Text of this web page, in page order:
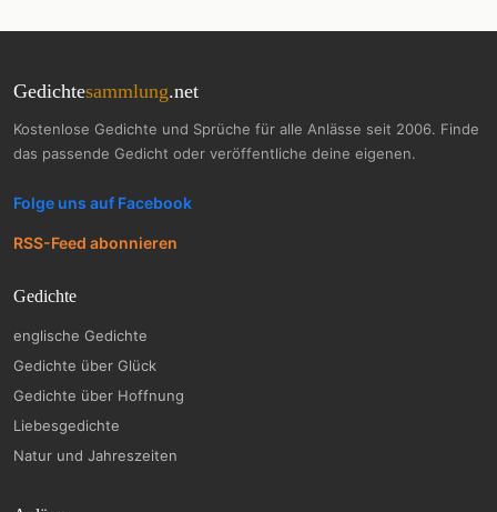
Gedichtesammlung.net
Kostenlose Gedichte und Sprüche für alle Anlässe seit 2006. Finde
das passende Gedicht oder veröffentliche deine eigenen.
Folge uns auf Facebook
RSS-Feed abonnieren
Gedichte
englische Gedichte
Gedichte über Glück
Gedichte über Hoffnung
Liebesgedichte
Natur und Jahreszeiten